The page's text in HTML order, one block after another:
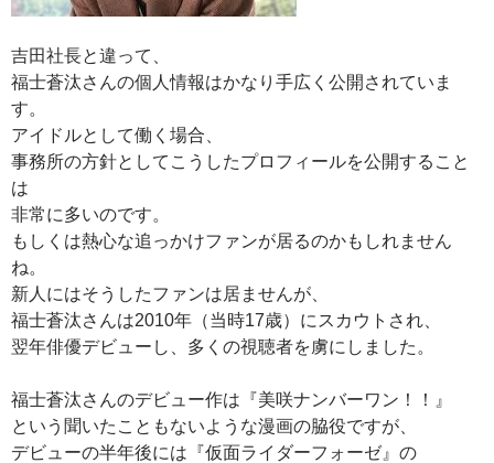
吉田社長と違って、
福士蒼汰さんの個人情報はかなり手広く公開されていま
す。
アイドルとして働く場合、
事務所の方針としてこうしたプロフィールを公開すること
は
非常に多いのです。
もしくは熱心な追っかけファンが居るのかもしれません
ね。
新人にはそうしたファンは居ませんが、
福士蒼汰さんは2010年（当時17歳）にスカウトされ、
翌年俳優デビューし、多くの視聴者を虜にしました。
福士蒼汰さんのデビュー作は『美咲ナンバーワン！！』
という聞いたこともないような漫画の脇役ですが、
デビューの半年後には『仮面ライダーフォーゼ』の